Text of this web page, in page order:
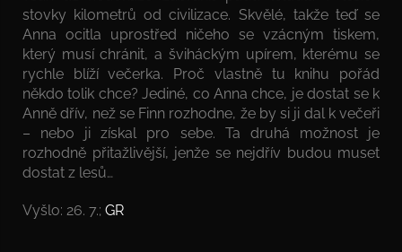
stovky kilometrů od civilizace. Skvělé, takže teď se
Anna ocitla uprostřed ničeho se vzácným tiskem,
který musí chránit, a šviháckým upírem, kterému se
rychle blíží večerka. Proč vlastně tu knihu pořád
někdo tolik chce? Jediné, co Anna chce, je dostat se k
Anně dřív, než se Finn rozhodne, že by si ji dal k večeři
– nebo ji získal pro sebe. Ta druhá možnost je
rozhodně přitažlivější, jenže se nejdřív budou muset
dostat z lesů…
Vyšlo: 26. 7.; GR